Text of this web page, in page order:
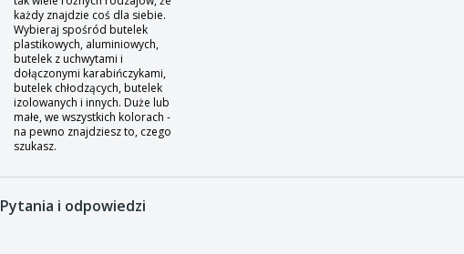
każdy znajdzie coś dla siebie.
Wybieraj spośród butelek
plastikowych, aluminiowych,
butelek z uchwytami i
dołączonymi karabińczykami,
butelek chłodzących, butelek
izolowanych i innych. Duże lub
małe, we wszystkich kolorach -
na pewno znajdziesz to, czego
szukasz.
Pytania i odpowiedzi